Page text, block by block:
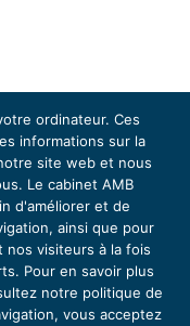
ordinateur. Ces
informations sur la
site web et nous
Le cabinet AMB
d'améliorer et de
ainsi que pour
nos visiteurs à la fois
Pour en savoir plus
notre politique de
vous acceptez